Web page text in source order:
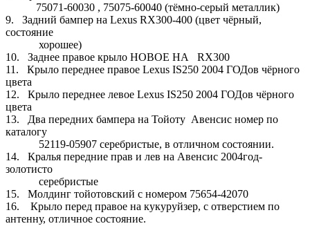
75071-60030 , 75075-60040 (тёмно-серый металлик)
9. Задний бампер на Lexus RX300-400 (цвет чёрный,
состояние
хорошее)
10. Заднее правое крыло НОВОЕ НА RX300
11. Крыло переднее правое Lexus IS250 2004 ГОДов чёрного
цвета
12. Крыло переднее левое Lexus IS250 2004 ГОДов чёрного
цвета
13. Два передних бампера на Тойоту Авенсис номер по
каталогу
52119-05907 серебристые, в отличном состоянии.
14. Кралья передние прав и лев на Авенсис 2004год-
золотисто
серебристые
15. Молдинг тойотовский с номером 75654-42070
16. Крыло перед правое на кукуруйзер, с отверстием по
антенну, отличное состояние.